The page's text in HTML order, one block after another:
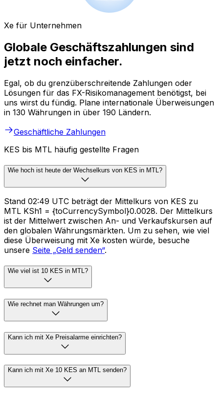
Xe für Unternehmen
Globale Geschäftszahlungen sind
jetzt noch einfacher.
Egal, ob du grenzüberschreitende Zahlungen oder
Lösungen für das FX-Risikomanagement benötigst, bei
uns wirst du fündig. Plane internationale Überweisungen
in 130 Währungen in über 190 Ländern.
Geschäftliche Zahlungen
KES bis MTL häufig gestellte Fragen
Wie hoch ist heute der Wechselkurs von KES in MTL?
Stand 02:49 UTC beträgt der Mittelkurs von KES zu
MTL KSh1 = {toCurrencySymbol}0.0028. Der Mittelkurs
ist der Mittelwert zwischen An- und Verkaufskursen auf
den globalen Währungsmärkten. Um zu sehen, wie viel
diese Überweisung mit Xe kosten würde, besuche
unsere Seite „Geld senden“.
Wie viel ist 10 KES in MTL?
Wie rechnet man Währungen um?
Kann ich mit Xe Preisalarme einrichten?
Kann ich mit Xe 10 KES an MTL senden?